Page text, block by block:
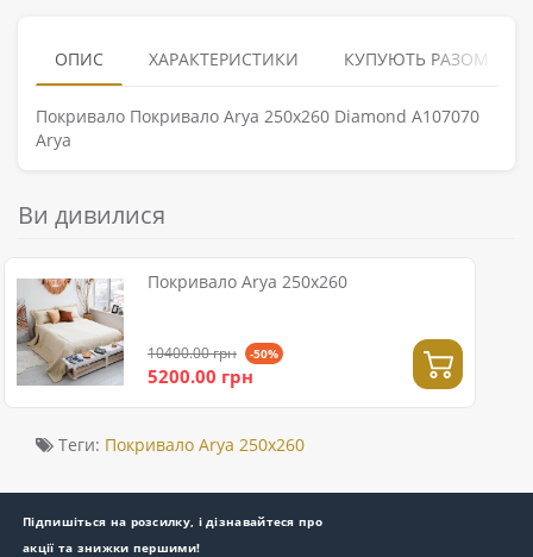
ОПИС ХАРАКТЕРИСТИКИ КУПУЮТЬ РАЗОМ
Покривало Покривало Arya 250x260 Diamond A107070
Arya
Ви дивилися
Покривало Arya 250x260
10400.00 грн -50%
5200.00 грн
Теги: Покривало Arya 250x260
Підпишіться на розсилку, і дізнавайтеся про
акції та знижки першими!